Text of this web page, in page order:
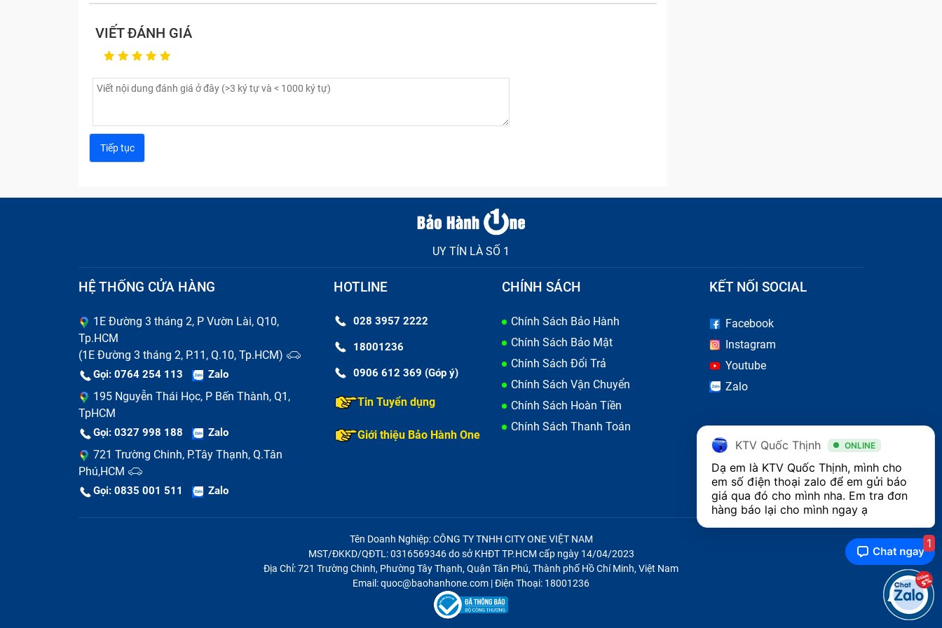
Sự khác biệt cơ bản giữa ép kính và thay màn hình
Hiểu rõ sự khác biệt giữa hai dịch vụ giúp bạn bảo vệ quyền lợi tối đa khi sửa chữa. Dưới đây là bảng so sánh
chi tiết giữa thay màn hình và thay mặt kính iPhone 16 Pro.
Ép kính iPhone 16 Pro Thay màn hình iPhone 16 Pro
Chỉ bóc tách và thay thế lớp kính cường
Thay mới toàn bộ cả cụm phôi hiển thị
cảm ứng màn hình
VIẾT ĐÁNH GIÁ
UY TÍN LÀ SỐ 1
HỆ THỐNG CỬA HÀNG
1E Đường 3 tháng 2, P Vườn Lài, Q10,
Tp.HCM
(1E Đường 3 tháng 2, P.11, Q.10, Tp.HCM)
Gọi: 0764 254 113 Zalo
195 Nguyễn Thái Học, P Bến Thành, Q1,
TpHCM
Gọi: 0327 998 188 Zalo
721 Trường Chinh, P.Tây Thạnh, Q.Tân
Phú,HCM
Gọi: 0835 001 511 Zalo
HOTLINE
028 3957 2222
18001236
0906 612 369 (Góp ý)
Tin Tuyển dụng
Giới thiệu Bảo Hành One
CHÍNH SÁCH
Chính Sách Bảo Hành
Chính Sách Bảo Mật
Chính Sách Đổi Trả
Chính Sách Vận Chuyển
Chính Sách Hoàn Tiền
Chính Sách Thanh Toán
KẾT NỐI SOCIAL
Facebook
Instagram
Youtube
Zalo
Tên Doanh Nghiệp: CÔNG TY TNHH CITY ONE VIỆT NAM
MST/ĐKKD/QĐTL: 0316569346 do sở KHĐT TP.HCM cấp ngày 14/04/2023
Địa Chỉ: 721 Trường Chinh, Phường Tây Thạnh, Quận Tân Phú, Thành phố Hồ Chí Minh, Việt Nam
Email: quoc@baohanhone.com | Điện Thoại: 18001236
KTV Quốc Thịnh ONLINE
Dạ em là KTV Quốc Thịnh, mình cho
em số điện thoại zalo để em gửi báo
giá qua đó cho mình nha. Em tra đơn
hàng báo lại cho mình ngay ạ
1